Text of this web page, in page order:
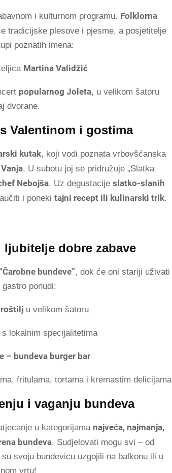
i kulturnom programu. Folklorna
tradicijske plesove i pjesme, a posjetitelje
poznatih imena:
Martina Validžić
popularnog Joleta, u velikom šatoru
dvorane.
Valentinom i gostima
kutak, koji vodi poznata vrbovšćanska
. U subotu joj se pridružuje „Slatka
Nebojša. Uz degustacije slatko-slanih
i poneki tajni recept ili kulinarski trik.
ljubitelje dobre zabave
bundeve”, dok će oni stariji uživati
gastro ponudi:
roštilj u velikom šatoru
s lokalnim specijalitetima
– bundeva burger bar
fritulama, tortama i kremastim delicijama
i vaganju bundeva
u kategorijama najveća, najmanja,
bundeva. Sudjelovati mogu svi – od
svoju bundevicu uzgojili na balkonu ili u
vrtu!